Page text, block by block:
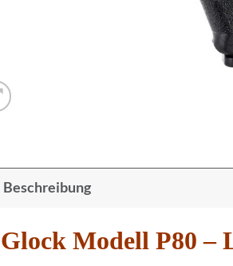
Beschreibung
Glock Modell P80 –